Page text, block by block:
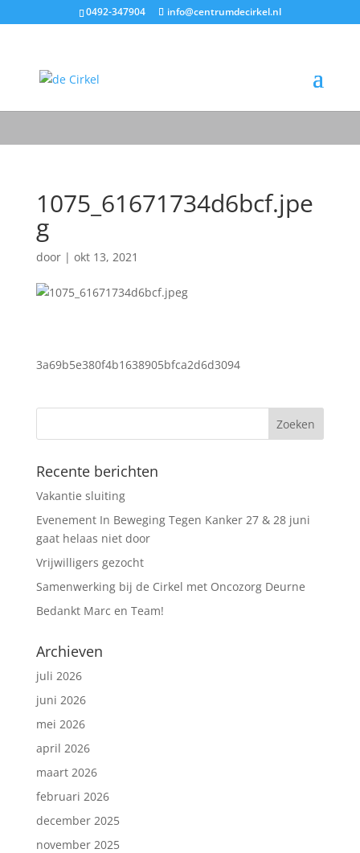
0492-347904 info@centrumdecirkel.nl
1075_61671734d6bcf.jpe
g
door | okt 13, 2021
3a69b5e380f4b1638905bfca2d6d3094
Recente berichten
Vakantie sluiting
Evenement In Beweging Tegen Kanker 27 & 28 juni
gaat helaas niet door
Vrijwilligers gezocht
Samenwerking bij de Cirkel met Oncozorg Deurne
Bedankt Marc en Team!
Archieven
juli 2026
juni 2026
mei 2026
april 2026
maart 2026
februari 2026
december 2025
november 2025